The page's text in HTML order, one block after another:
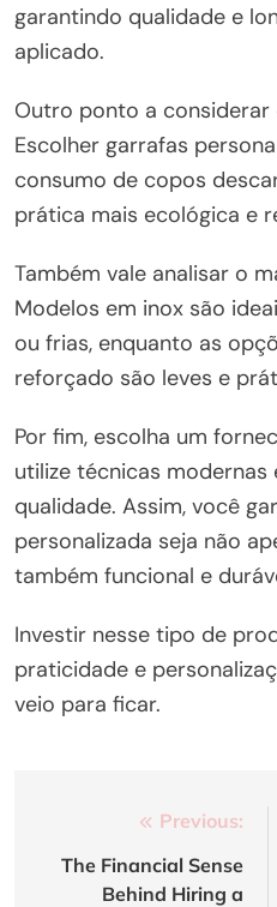
garantindo qualidade e
aplicado.
Outro ponto a considerar
Escolher garrafas
consumo de copos
prática mais ecológica e
Também vale analisar o
Modelos em inox são
ou frias, enquanto as
reforçado são leves e
Por fim, escolha um
utilize técnicas
qualidade. Assim, você
personalizada seja não
também funcional e
Investir nesse tipo de
praticidade e
veio para ficar.
navigation
Previous:
The Financial Sense
Behind Hiring a